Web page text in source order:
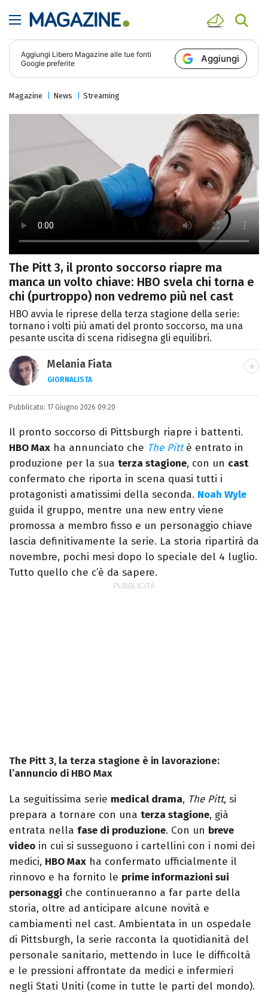
Aggiungi Libero Magazine alle tue fonti
Google preferite
Aggiungi
Magazine News Streaming
The Pitt 3, il pronto soccorso riapre ma
manca un volto chiave: HBO svela chi torna e
chi (purtroppo) non vedremo più nel cast
HBO avvia le riprese della terza stagione della serie:
tornano i volti più amati del pronto soccorso, ma una
pesante uscita di scena ridisegna gli equilibri.
Melania Fiata
GIORNALISTA
Laureata in Lettere, divoratrice di libri e
serie. Scrivo di spettacoli, film e TV.
Pubblicato: 17 Giugno 2026 09:20
Il pronto soccorso di Pittsburgh riapre i battenti.
HBO Max ha annunciato che The Pittè entrato in
produzione per la sua terza stagione, con un cast
confermato che riporta in scena quasi tutti i
protagonisti amatissimi della seconda. Noah Wyle
guida il gruppo, mentre una new entry viene
promossa a membro fisso e un personaggio chiave
lascia definitivamente la serie. La storia ripartirà da
novembre, pochi mesi dopo lo speciale del 4 luglio.
Tutto quello che c’è da sapere.
The Pitt 3, la terza stagione è in lavorazione:
l’annuncio di HBO Max
La seguitissima serie medical drama, The Pitt, si
prepara a tornare con una terza stagione, già
entrata nella fase di produzione. Con un breve
video in cui si susseguono i cartellini con i nomi dei
medici, HBO Max ha confermato ufficialmente il
rinnovo e ha fornito le prime informazioni sui
personaggi che continueranno a far parte della
storia, oltre ad anticipare alcune novità e
cambiamenti nel cast. Ambientata in un ospedale
di Pittsburgh, la serie racconta la quotidianità del
personale sanitario, mettendo in luce le difficoltà
e le pressioni affrontate da medici e infermieri
negli Stati Uniti (come in tutte le parti del mondo).